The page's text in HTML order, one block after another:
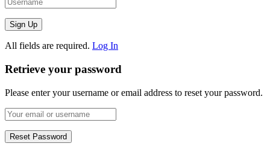
All fields are required. Log In
Retrieve your password
Please enter your username or email address to reset your password.